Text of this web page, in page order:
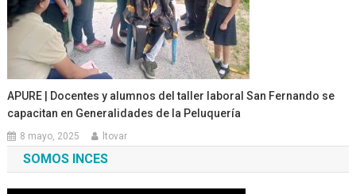
APURE | Docentes y alumnos del taller laboral San Fernando se
capacitan en Generalidades de la Peluquería
8 mayo, 2025 ltovar
SOMOS INCES